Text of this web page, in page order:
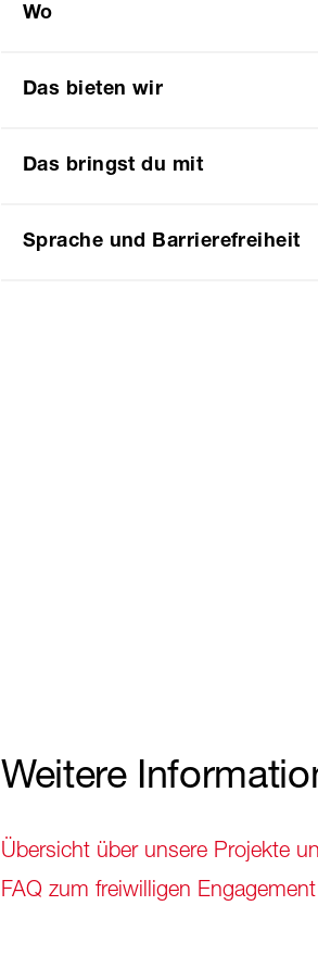
Wo
Das bieten wir
Das bringst du mit
Sprache und Barrierefreiheit
Weitere
Übersicht über unsere Projekte
FAQ zum freiwilligen Engagement